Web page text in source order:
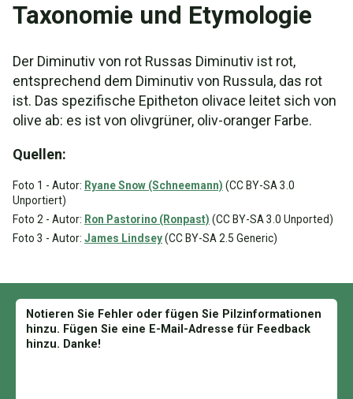
Taxonomie und Etymologie
Der Diminutiv von rot Russas Diminutiv ist rot,
entsprechend dem Diminutiv von Russula, das rot
ist. Das spezifische Epitheton olivace leitet sich von
olive ab: es ist von olivgrüner, oliv-oranger Farbe.
Quellen:
Foto 1 - Autor: Ryane Snow (Schneemann) (CC BY-SA 3.0
Unportiert)
Foto 2 - Autor: Ron Pastorino (Ronpast) (CC BY-SA 3.0 Unported)
Foto 3 - Autor: James Lindsey(CC BY-SA 2.5 Generic)